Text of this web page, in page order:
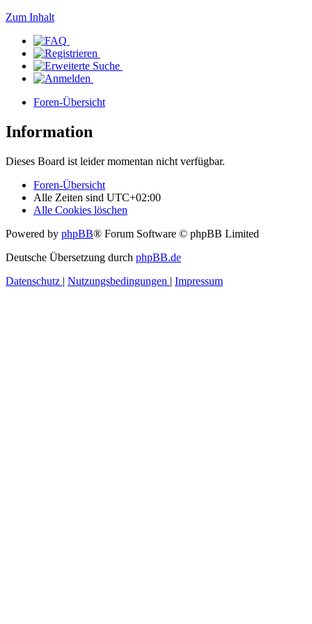
Zum Inhalt
Foren-Übersicht
Information
Dieses Board ist leider momentan nicht verfügbar.
Foren-Übersicht
Alle Zeiten sind UTC+02:00
Alle Cookies löschen
Powered by phpBB® Forum Software © phpBB Limited
Deutsche Übersetzung durch phpBB.de
Datenschutz | Nutzungsbedingungen | Impressum